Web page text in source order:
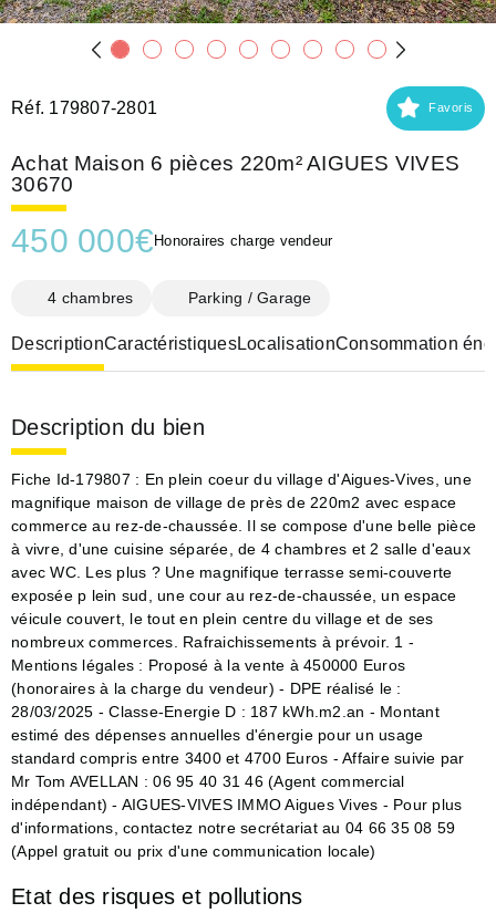
Réf. 179807-2801 Favoris
Achat Maison 6 pièces 220m² AIGUES VIVES
30670
450 000€ Honoraires charge vendeur
4 chambres Parking / Garage
DescriptionCaractéristiquesLocalisationConsommation
Description du bien
Fiche Id-179807 : En plein coeur du village d'Aigues-Vives, une
magnifique maison de village de près de 220m2 avec espace
commerce au rez-de-chaussée. Il se compose d'une belle pièce
à vivre, d'une cuisine séparée, de 4 chambres et 2 salle d'eaux
avec WC. Les plus ? Une magnifique terrasse semi-couverte
exposée p lein sud, une cour au rez-de-chaussée, un espace
véicule couvert, le tout en plein centre du village et de ses
nombreux commerces. Rafraichissements à prévoir. 1 -
Mentions légales : Proposé à la vente à 450000 Euros
(honoraires à la charge du vendeur) - DPE réalisé le :
28/03/2025 - Classe-Energie D : 187 kWh.m2.an - Montant
estimé des dépenses annuelles d'énergie pour un usage
standard compris entre 3400 et 4700 Euros - Affaire suivie par
Mr Tom AVELLAN : 06 95 40 31 46 (Agent commercial
indépendant) - AIGUES-VIVES IMMO Aigues Vives - Pour plus
d'informations, contactez notre secrétariat au 04 66 35 08 59
(Appel gratuit ou prix d'une communication locale)
Etat des risques et pollutions